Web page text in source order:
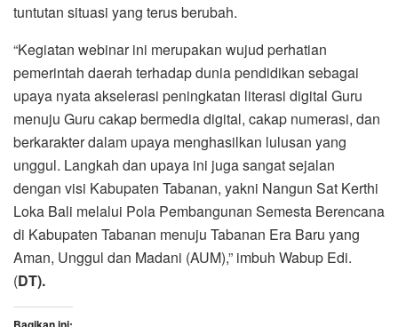
tuntutan situasi yang terus berubah.
“Kegiatan webinar ini merupakan wujud perhatian
pemerintah daerah terhadap dunia pendidikan sebagai
upaya nyata akselerasi peningkatan literasi digital Guru
menuju Guru cakap bermedia digital, cakap numerasi, dan
berkarakter dalam upaya menghasilkan lulusan yang
unggul. Langkah dan upaya ini juga sangat sejalan
dengan visi Kabupaten Tabanan, yakni Nangun Sat Kerthi
Loka Bali melalui Pola Pembangunan Semesta Berencana
di Kabupaten Tabanan menuju Tabanan Era Baru yang
Aman, Unggul dan Madani (AUM),” imbuh Wabup Edi.
(DT).